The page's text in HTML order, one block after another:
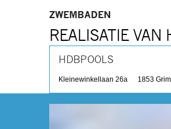
ZWEMBADEN
REALISATIE VAN
HDBPOOLS
Kleinewinkellaan 26a 1853